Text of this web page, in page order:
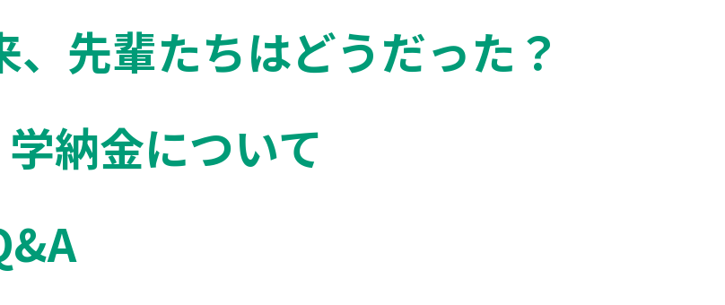
先輩たちはどうだった？
納金について